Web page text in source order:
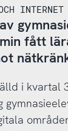
fått
i kvartal